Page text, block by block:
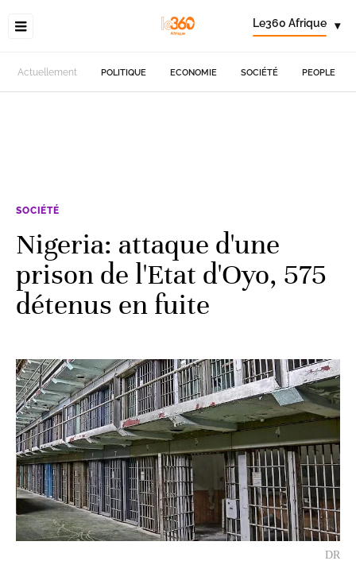
Le360 Afrique ▾
Actuellement POLITIQUE ECONOMIE SOCIÉTÉ PEOPLE
SOCIÉTÉ
Nigeria: attaque d'une
prison de l'Etat d'Oyo, 575
détenus en fuite
DR